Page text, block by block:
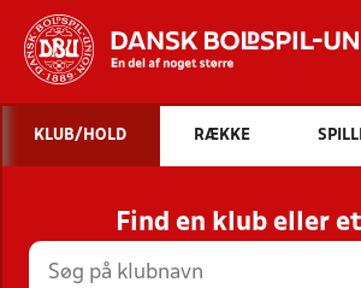
INDHOLD
STILLINGER, RESULTATER,
HOLD
KLUB/HOLD RÆKKE
Find en klub eller